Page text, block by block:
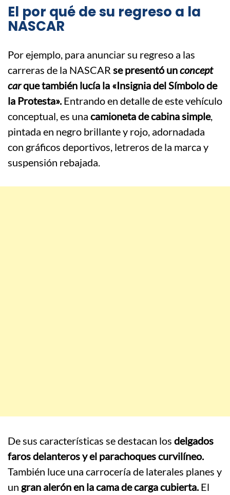
El por qué de su regreso a la
NASCAR
Por ejemplo, para anunciar su regreso a las
carreras de la NASCAR se presentó unconcept
carque también lucía la «Insignia del Símbolo de
la Protesta». Entrando en detalle de este vehículo
conceptual, es una camioneta de cabina simple,
pintada en negro brillante y rojo, adornadada
con gráficos deportivos, letreros de la marca y
suspensión rebajada.
De sus características se destacan los delgados
faros delanteros y el parachoques curvilíneo.
También luce una carrocería de laterales planes y
un gran alerón en la cama de carga cubierta. El